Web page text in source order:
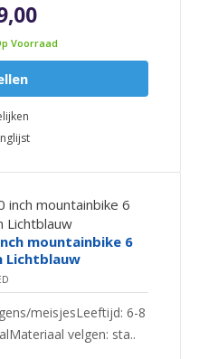
Voorraad
mountainbike 6
Lichtblauw
meisjesLeeftijd: 6-8
velgen: sta..